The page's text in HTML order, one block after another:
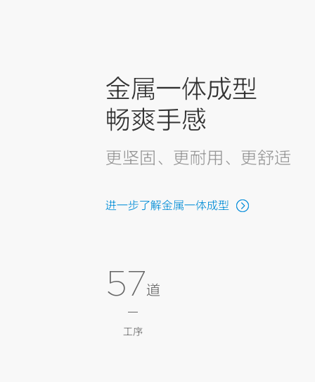
金属一体成型
畅爽手感
更坚固、更耐用、更舒适
进一步了解金属一体成型
57道
工序